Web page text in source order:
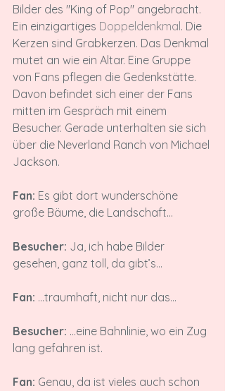
Bilder des "King of Pop" angebracht.
Ein einzigartiges Doppeldenkmal . Die
Kerzen sind Grabkerzen. Das Denkmal
mutet an wie ein Altar. Eine Gruppe
von Fans pflegen die Gedenkstätte.
Davon befindet sich einer der Fans
mitten im Gespräch mit einem
Besucher. Gerade unterhalten sie sich
über die Neverland Ranch von Michael
Jackson.
Fan: Es gibt dort wunderschöne
große Bäume, die Landschaft...
Besucher: Ja, ich habe Bilder
gesehen, ganz toll, da gibt’s...
Fan: ...traumhaft, nicht nur das...
Besucher: ...eine Bahnlinie, wo ein Zug
lang gefahren ist.
Fan: Genau, da ist vieles auch schon